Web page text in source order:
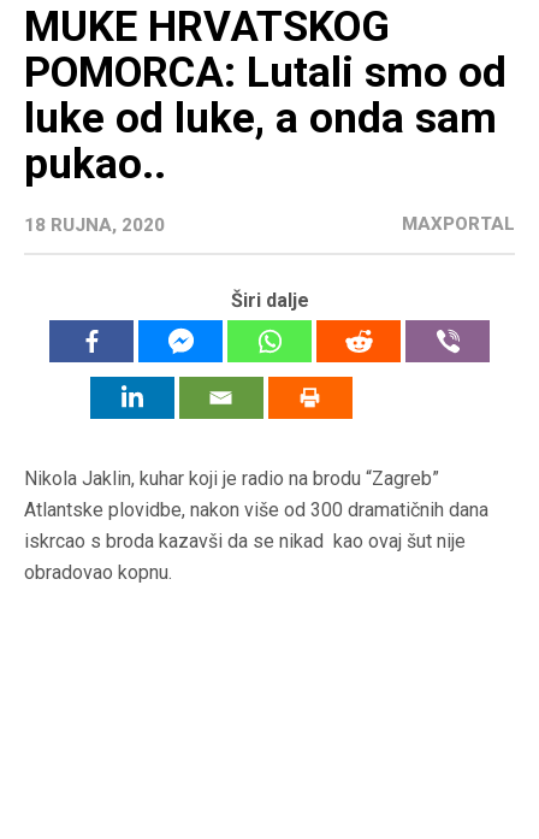
MUKE HRVATSKOG
POMORCA: Lutali smo od
luke od luke, a onda sam
pukao..
18 RUJNA, 2020 MAXPORTAL
Širi dalje
Nikola Jaklin, kuhar koji je radio na brodu “Zagreb”
Atlantske plovidbe, nakon više od 300 dramatičnih dana
iskrcao s broda kazavši da se nikad kao ovaj šut nije
obradovao kopnu.